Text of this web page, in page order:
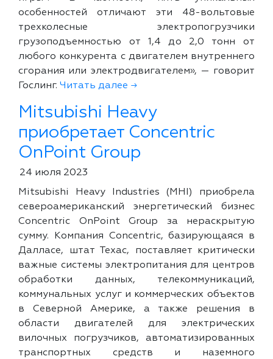
особенностей отличают эти 48-вольтовые
трехколесные электропогрузчики
грузоподъемностью от 1,4 до 2,0 тонн от
любого конкурента с двигателем внутреннего
сгорания или электродвигателем», — говорит
Гослинг. Читать далее →
Mitsubishi Heavy
приобретает Concentric
OnPoint Group
24 июля 2023
Mitsubishi Heavy Industries (MHI) приобрела
североамериканский энергетический бизнес
Concentric OnPoint Group за нераскрытую
сумму. Компания Concentric, базирующаяся в
Далласе, штат Техас, поставляет критически
важные системы электропитания для центров
обработки данных, телекоммуникаций,
коммунальных услуг и коммерческих объектов
в Северной Америке, а также решения в
области двигателей для электрических
вилочных погрузчиков, автоматизированных
транспортных средств и наземного